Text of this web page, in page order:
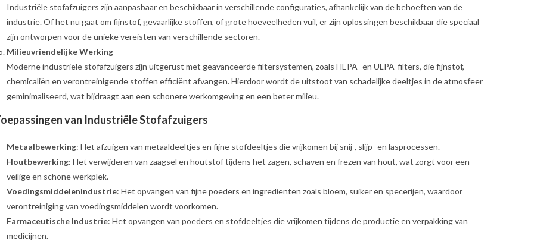
Industriële stofafzuigers zijn aanpasbaar en beschikbaar in verschillende configuraties, afhankelijk van de behoeften van de
industrie. Of het nu gaat om fijnstof, gevaarlijke stoffen, of grote hoeveelheden vuil, er zijn oplossingen beschikbaar die speciaal
zijn ontworpen voor de unieke vereisten van verschillende sectoren.
Milieuvriendelijke Werking
Moderne industriële stofafzuigers zijn uitgerust met geavanceerde filtersystemen, zoals HEPA- en ULPA-filters, die fijnstof,
chemicaliën en verontreinigende stoffen efficiënt afvangen. Hierdoor wordt de uitstoot van schadelijke deeltjes in de atmosfeer
geminimaliseerd, wat bijdraagt aan een schonere werkomgeving en een beter milieu.
van Industriële Stofafzuigers
Metaalbewerking: Het afzuigen van metaaldeeltjes en fijne stofdeeltjes die vrijkomen bij snij-, slijp- en lasprocessen.
Houtbewerking: Het verwijderen van zaagsel en houtstof tijdens het zagen, schaven en frezen van hout, wat zorgt voor een
veilige en schone werkplek.
Voedingsmiddelenindustrie: Het opvangen van fijne poeders en ingrediënten zoals bloem, suiker en specerijen, waardoor
verontreiniging van voedingsmiddelen wordt voorkomen.
Farmaceutische Industrie: Het opvangen van poeders en stofdeeltjes die vrijkomen tijdens de productie en verpakking van
medicijnen.